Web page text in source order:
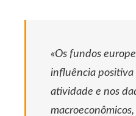
«Os fundos
influência positiva
atividade e nos